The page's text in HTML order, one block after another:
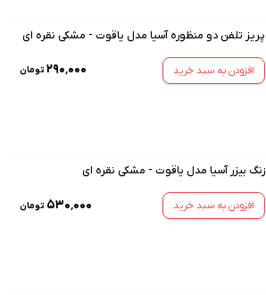
پریز تلفن دو منظوره آسیا مدل یاقوت - مشکی نقره ای
افزودن به سبد خرید ۲۹۰٬۰۰۰ تومان
زنگ بیزر آسیا مدل یاقوت - مشکی نقره ای
افزودن به سبد خرید ۵۳۰٬۰۰۰ تومان